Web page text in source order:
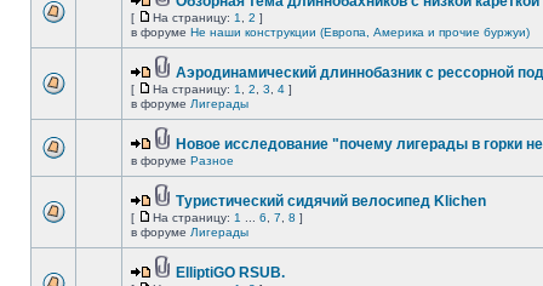
[ На страницу: 1 2 ]
в форуме Не наши конструкции (Европа, Америка и прочие буржуи)
Аэродинамический длиннобазник с рессорной
[ На страницу: 1 2 3 4 ]
в форуме Лигерады
Новое исследование "почему лигерады в горки
в форуме Разное
Туристический сидячий велосипед Klichen
[ На страницу: 1 6 7 8 ]
в форуме Лигерады
ElliptiGO RSUB.